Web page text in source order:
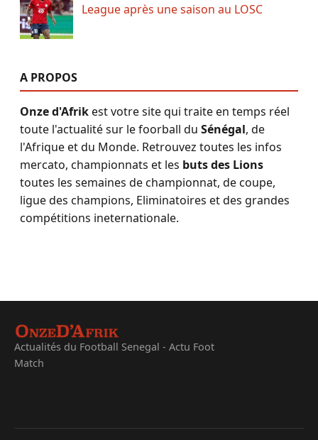
League après une saison au LOSC
A PROPOS
Onze d'Afrikest votre site qui traite en temps réel
toute l'actualité sur le foorball du Sénégal, de
l'Afrique et du Monde. Retrouvez toutes les infos
mercato, championnats et les buts des Lions
toutes les semaines de championnat, de coupe,
ligue des champions, Eliminatoires et des grandes
compétitions ineternationale.
Actualités du Football Senegal - Actu Foot
Match